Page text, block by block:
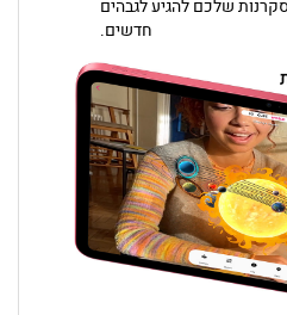
שלכם להגיע לגבהים
חדשים.